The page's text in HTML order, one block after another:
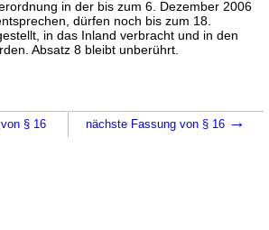
in der bis zum 6. Dezember 2006
dürfen noch bis zum 18.
in das Inland verbracht und in den
Absatz 8 bleibt unberührt.
§ 16 nächste Fassung von § 16 →